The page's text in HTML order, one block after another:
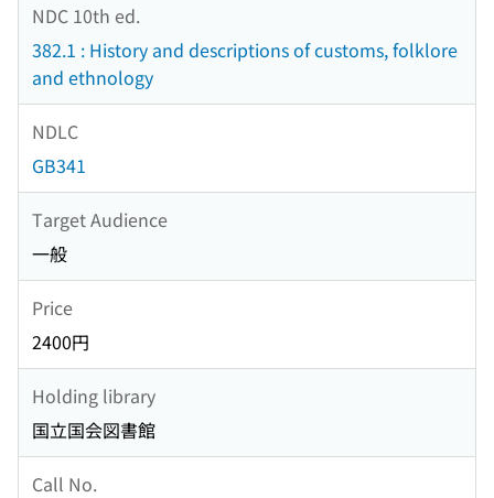
NDC 10th ed.
382.1 : History and descriptions of customs, folklore
and ethnology
NDLC
GB341
Target Audience
一般
Price
2400円
Holding library
国立国会図書館
Call No.